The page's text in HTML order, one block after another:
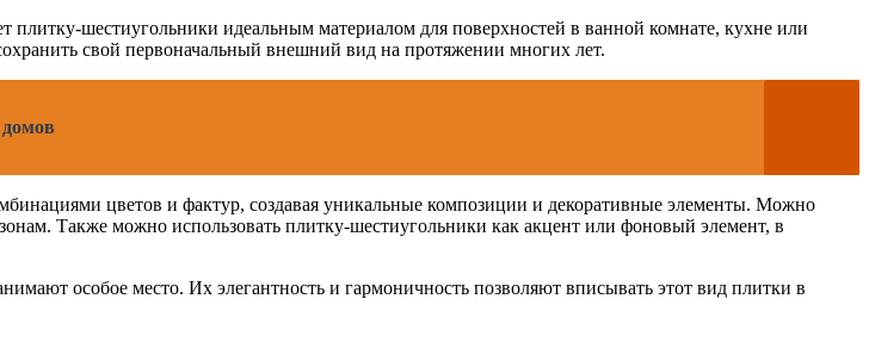
плитку-шестиугольники идеальным материалом для поверхностей в ванной комнате, кухне или
свой первоначальный внешний вид на протяжении многих лет.
цветов и фактур, создавая уникальные композиции и декоративные элементы. Можно
Также можно использовать плитку-шестиугольники как акцент или фоновый элемент, в
особое место. Их элегантность и гармоничность позволяют вписывать этот вид плитки в